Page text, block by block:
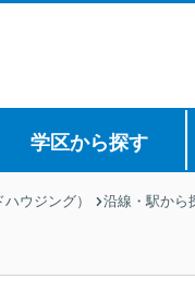
学区から探す
ウジング） 沿線・駅から